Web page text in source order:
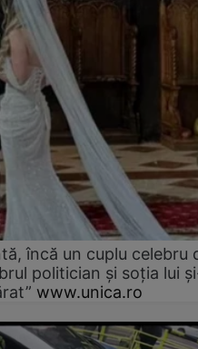
încă un cuplu celebru
politician și soția lui
www.unica.ro